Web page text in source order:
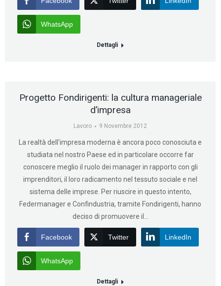
WhatsApp
Dettagli
Progetto Fondirigenti: la cultura manageriale
d’impresa
Lavoro 9 Novembre 2012
La realtà dell’impresa moderna è ancora poco conosciuta e
studiata nel nostro Paese ed in particolare occorre far
conoscere meglio il ruolo dei manager in rapporto con gli
imprenditori, il loro radicamento nel tessuto sociale e nel
sistema delle imprese. Per riuscire in questo intento,
Federmanager e Confindustria, tramite Fondirigenti, hanno
deciso di promuovere il…
Facebook Twitter LinkedIn
WhatsApp
Dettagli